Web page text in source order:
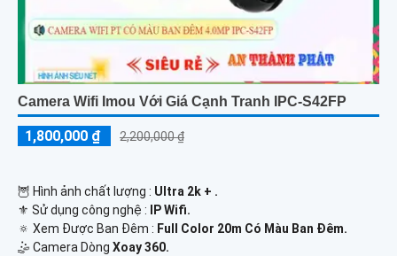
Camera Wifi Imou Với Giá Cạnh Tranh IPC-S42FP
1,800,000 ₫ 2,200,000 ₫
🦉 Hình ảnh chất lượng : Ultra 2k + .
⚜️ Sử dụng công nghệ :
IP Wifi.
🔅 Xem Được Ban Đêm : Full Color 20m Có Màu Ban Ðêm.
🤹 Camera Dòng Xoay 360.